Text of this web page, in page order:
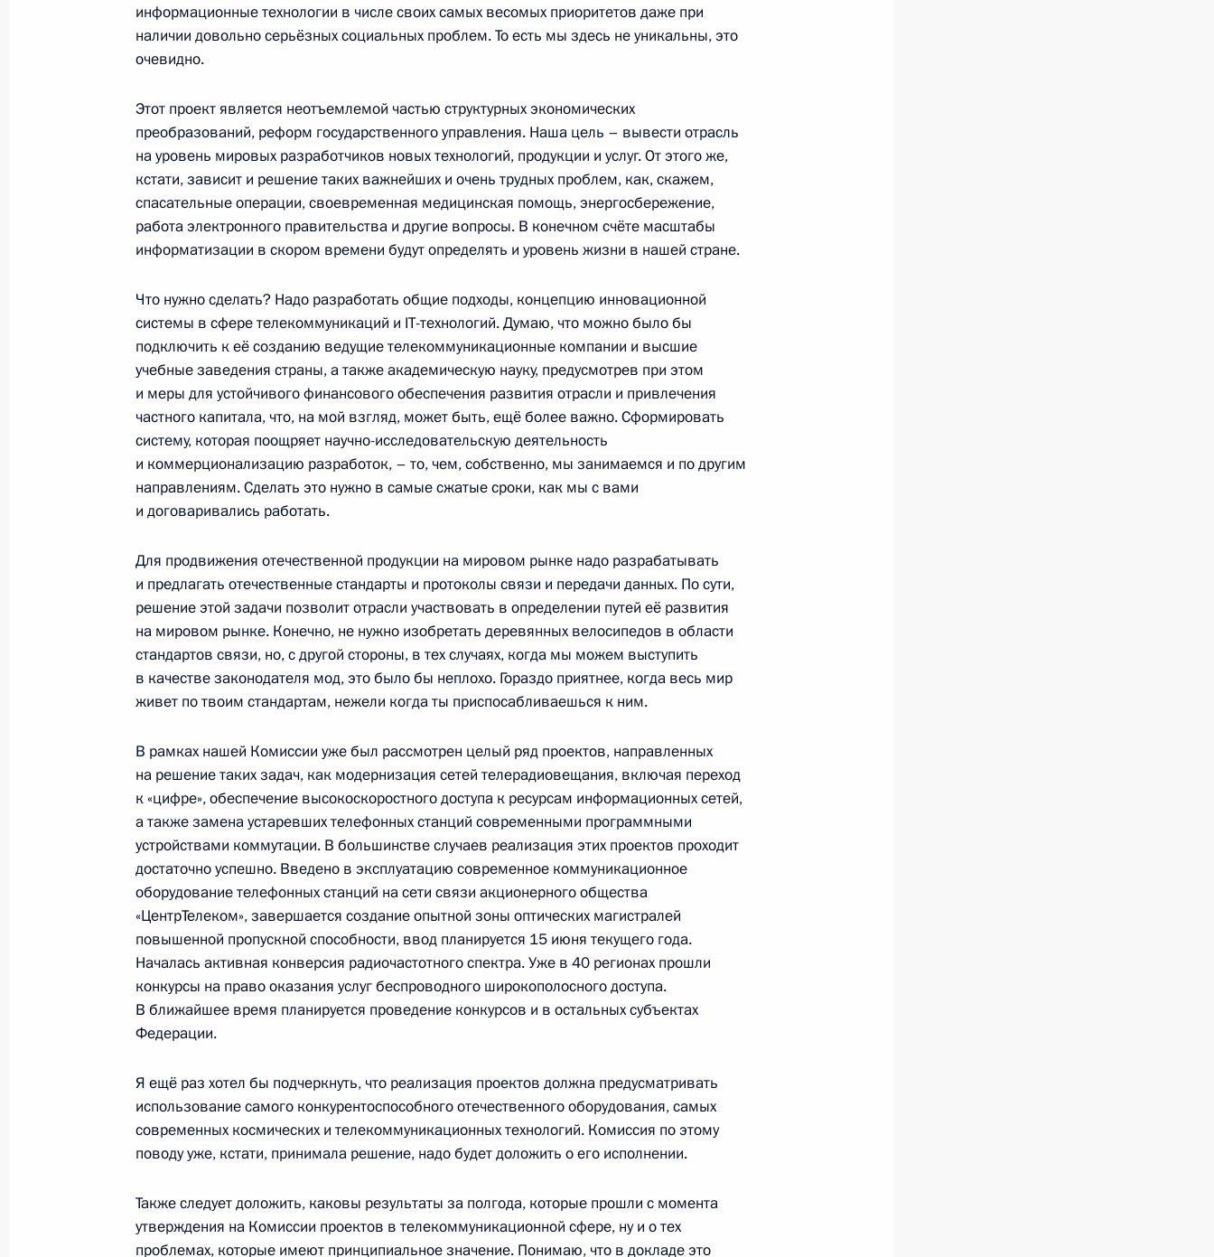
Дмитрий Медведев и Президент Турции Абдуллах Гюль приняли
участие в работе Российско-турецкого делового форума
12 мая 2010 года, 20:40
Встреча с Председателем Великого национального собрания
Турции Мехметом Али Шахином
12 мая 2010 года, 19:50 Анкара
2
Выдержки из пресс-конференции по окончании заседания
Совета сотрудничества высшего уровня
12 мая 2010 года, 16:30 Анкара
Совместная пресс-конференция с Президентом Турции
Абдуллахом Гюлем
12 мая 2010 года, 13:40 Анкара
11 мая 2010 года, вторник
Дмитрий Медведев встретился с Патриархом Антиохийским
и всего Востока Игнатием IV
11 мая 2010 года, 15:30 Дамаск
4
Совместная пресс-конференция с Президентом Сирии Башаром
Асадом по итогам российско-сирийских переговоров
11 мая 2010 года, 14:00 Дамаск
Начало встречи с Президентом Сирии Башаром Асадом
11 мая 2010 года, 11:30 Дамаск
10 мая 2010 года, понедельник
Совещание в связи с аварией на шахте «Распадская»
10 мая 2010 года, 17:00 Московская область, Горки
10 мая 2010 года, 03:00
информационные технологии в числе своих самых весомых приоритетов даже при
наличии довольно серьёзных социальных проблем. То есть мы здесь не уникальны, это
очевидно.
Этот проект является неотъемлемой частью структурных экономических
преобразований, реформ государственного управления. Наша цель – вывести отрасль
на уровень мировых разработчиков новых технологий, продукции и услуг. От этого же,
кстати, зависит и решение таких важнейших и очень трудных проблем, как, скажем,
спасательные операции, своевременная медицинская помощь, энергосбережение,
работа электронного правительства и другие вопросы. В конечном счёте масштабы
информатизации в скором времени будут определять и уровень жизни в нашей стране.
Что нужно сделать? Надо разработать общие подходы, концепцию инновационной
системы в сфере телекоммуникаций и IT-технологий. Думаю, что можно было бы
подключить к её созданию ведущие телекоммуникационные компании и высшие
учебные заведения страны, а также академическую науку, предусмотрев при этом
и меры для устойчивого финансового обеспечения развития отрасли и привлечения
частного капитала, что, на мой взгляд, может быть, ещё более важно. Сформировать
систему, которая поощряет научно-исследовательскую деятельность
и коммерционализацию разработок, – то, чем, собственно, мы занимаемся и по другим
направлениям. Сделать это нужно в самые сжатые сроки, как мы с вами
и договаривались работать.
Для продвижения отечественной продукции на мировом рынке надо разрабатывать
и предлагать отечественные стандарты и протоколы связи и передачи данных. По сути,
решение этой задачи позволит отрасли участвовать в определении путей её развития
на мировом рынке. Конечно, не нужно изобретать деревянных велосипедов в области
стандартов связи, но, с другой стороны, в тех случаях, когда мы можем выступить
в качестве законодателя мод, это было бы неплохо. Гораздо приятнее, когда весь мир
живет по твоим стандартам, нежели когда ты приспосабливаешься к ним.
В рамках нашей Комиссии уже был рассмотрен целый ряд проектов, направленных
на решение таких задач, как модернизация сетей телерадиовещания, включая переход
к «цифре», обеспечение высокоскоростного доступа к ресурсам информационных сетей,
а также замена устаревших телефонных станций современными программными
устройствами коммутации. В большинстве случаев реализация этих проектов проходит
достаточно успешно. Введено в эксплуатацию современное коммуникационное
оборудование телефонных станций на сети связи акционерного общества
«ЦентрТелеком», завершается создание опытной зоны оптических магистралей
повышенной пропускной способности, ввод планируется 15 июня текущего года.
Началась активная конверсия радиочастотного спектра. Уже в 40 регионах прошли
конкурсы на право оказания услуг беспроводного широкополосного доступа.
В ближайшее время планируется проведение конкурсов и в остальных субъектах
Федерации.
Я ещё раз хотел бы подчеркнуть, что реализация проектов должна предусматривать
использование самого конкурентоспособного отечественного оборудования, самых
современных космических и телекоммуникационных технологий. Комиссия по этому
поводу уже, кстати, принимала решение, надо будет доложить о его исполнении.
Также следует доложить, каковы результаты за полгода, которые прошли с момента
утверждения на Комиссии проектов в телекоммуникационной сфере, ну и о тех
проблемах, которые имеют принципиальное значение. Понимаю, что в докладе это